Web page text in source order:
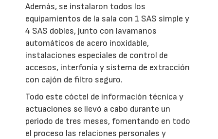
Además, se instalaron todos los
equipamientos de la sala con 1 SAS simple y
4 SAS dobles, junto con lavamanos
automáticos de acero inoxidable,
instalaciones especiales de control de
accesos, interfonía y sistema de extracción
con cajón de filtro seguro.
Todo este cóctel de información técnica y
actuaciones se llevó a cabo durante un
periodo de tres meses, fomentando en todo
el proceso las relaciones personales y